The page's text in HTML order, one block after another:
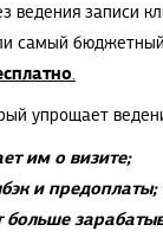
ведения записи
самый
.
упрощает
им о визите;
и предоплаты;